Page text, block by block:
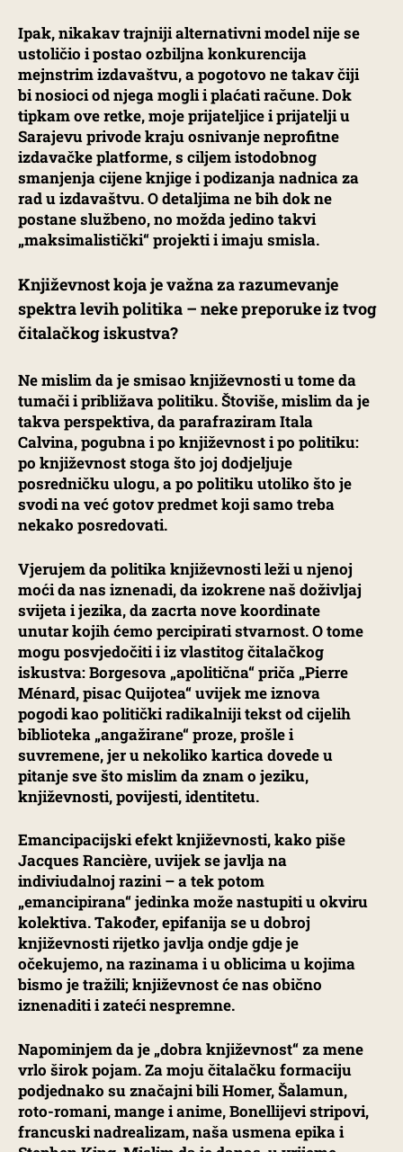
Ipak, nikakav trajniji alternativni model nije se
ustoličio i postao ozbiljna konkurencija
mejnstrim izdavaštvu, a pogotovo ne takav čiji
bi nosioci od njega mogli i plaćati račune. Dok
tipkam ove retke, moje prijateljice i prijatelji u
Sarajevu privode kraju osnivanje neprofitne
izdavačke platforme, s ciljem istodobnog
smanjenja cijene knjige i podizanja nadnica za
rad u izdavaštvu. O detaljima ne bih dok ne
postane službeno, no možda jedino takvi
„maksimalistički“ projekti i imaju smisla.
Književnost koja je važna za razumevanje
spektra levih politika – neke preporuke iz tvog
čitalačkog iskustva?
Ne mislim da je smisao književnosti u tome da
tumači i približava politiku. Štoviše, mislim da je
takva perspektiva, da parafraziram Itala
Calvina, pogubna i po književnost i po politiku:
po književnost stoga što joj dodjeljuje
posredničku ulogu, a po politiku utoliko što je
svodi na već gotov predmet koji samo treba
nekako posredovati.
Vjerujem da politika književnosti leži u njenoj
moći da nas iznenadi, da izokrene naš doživljaj
svijeta i jezika, da zacrta nove koordinate
unutar kojih ćemo percipirati stvarnost. O tome
mogu posvjedočiti i iz vlastitog čitalačkog
iskustva: Borgesova „apolitična“ priča „Pierre
Ménard, pisac Quijotea“ uvijek me iznova
pogodi kao politički radikalniji tekst od cijelih
biblioteka „angažirane“ proze, prošle i
suvremene, jer u nekoliko kartica dovede u
pitanje sve što mislim da znam o jeziku,
književnosti, povijesti, identitetu.
Emancipacijski efekt književnosti, kako piše
Jacques Rancière, uvijek se javlja na
indiviudalnoj razini – a tek potom
„emancipirana“ jedinka može nastupiti u okviru
kolektiva. Također, epifanija se u dobroj
književnosti rijetko javlja ondje gdje je
očekujemo, na razinama i u oblicima u kojima
bismo je tražili; književnost će nas obično
iznenaditi i zateći nespremne.
Napominjem da je „dobra književnost“ za mene
vrlo širok pojam. Za moju čitalačku formaciju
podjednako su značajni bili Homer, Šalamun,
roto-romani, mange i anime, Bonellijevi stripovi,
francuski nadrealizam, naša usmena epika i